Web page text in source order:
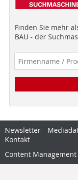
Finden Sie mehr
BAU - der
Newsletter
Kontakt
Content